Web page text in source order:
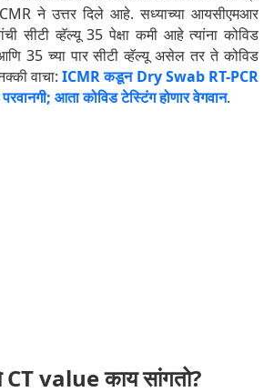
ने उत्तर दिले आहे. सध्याच्या आयसीएमआर
सीटी व्हॅल्यू 35 पेक्षा कमी आहे त्यांना कोविड
35 च्या पार सीटी व्हॅल्यू असेल तर ते कोविड
वाचा:ICMR कडून Dry Swab RT-PCR
आता कोविड टेस्टिंग होणार वेगवान.
CT value काय सांगतो?